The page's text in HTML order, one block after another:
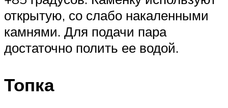
открытую, со слабо накаленными
камнями. Для подачи пара
достаточно полить ее водой.
Топка